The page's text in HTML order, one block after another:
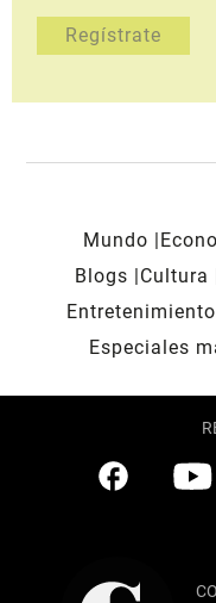
Mundo
Blogs
Cultura
Entretenimiento
Especiales